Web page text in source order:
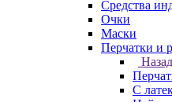
Средства
Очки
Маски
Перчатки и
Назад
С